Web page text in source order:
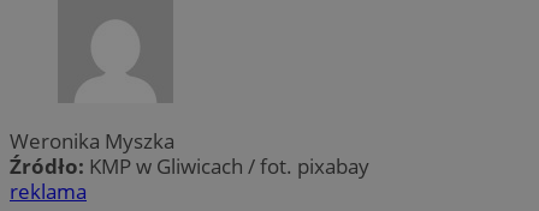
Weronika Myszka
Źródło: KMP w Gliwicach / fot. pixabay
reklama